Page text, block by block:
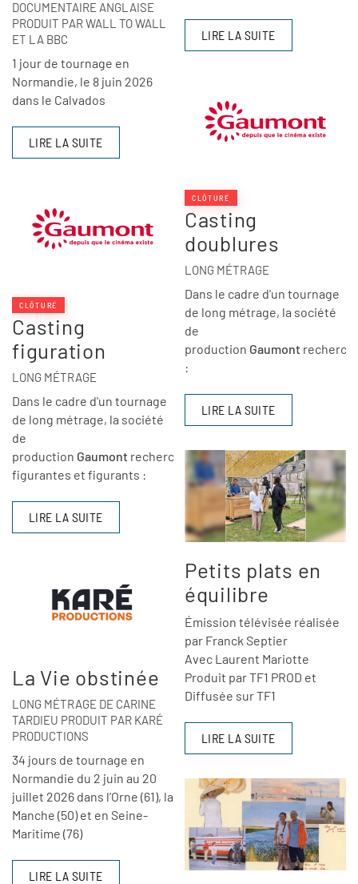
DOCUMENTAIRE ANGLAISE
PRODUIT PAR WALL TO WALL
ET LA BBC
1 jour de tournage en
Normandie, le 8 juin 2026
dans le Calvados
LIRE LA SUITE
CLÔTURÉ
Casting
figuration
LONG MÉTRAGE
Dans le cadre d'un tournage
de long métrage, la société
de
production Gaumont recherche
des
figurantes et figurants :
LIRE LA SUITE
La Vie obstinée
LONG MÉTRAGE DE CARINE
TARDIEU PRODUIT PAR KARÉ
PRODUCTIONS
34 jours de tournage en
Normandie du 2 juin au 20
juillet 2026 dans l’Orne (61), la
Manche (50) et en Seine-
Maritime (76)
LIRE LA SUITE
LIRE LA SUITE
CLÔTURÉ
Casting
doublures
LONG MÉTRAGE
Dans le cadre d'un tournage
de long métrage, la société
de
production Gaumont
:
LIRE LA SUITE
Petits plats en
équilibre
Émission télévisée réalisée
par Franck Septier
Avec Laurent Mariotte
Produit par TF1 PROD et
Diffusée sur TF1
LIRE LA SUITE